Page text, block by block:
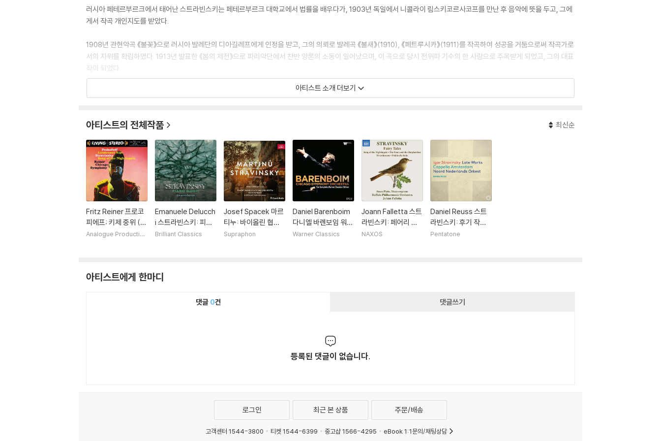
러시아 페테르부르크에서 태어난 스트라빈스키는 페테르부르크 대학교에서 법률을 배우다가, 1903년 독일에서 니콜라이 림스키코르사코프를 만난 후 음악에 뜻을 두고, 그에
게서 작곡 개인지도를 받았다.
1908년 관현악곡 《불꽃》으로 러시아 발레단의 디아길레프에게 인정을 받고, 그의 의뢰로 발레곡 《불새》(1910), 《페트루시카》(1911)를 작곡하여 성공을 거둠으로써 작곡가로
서의 지위를 확립하였다. 1913년 발표한 《봄의 제전》으로 파리악단에서 찬반 양론의 소동이 일어났으며, 이 곡으로 당시 전위파 기수의 한 사람으로 주목받게 되었고, 그의 대표
작이 되었다.
러시아 혁명으로 조국을 떠난 그는 제1차 세계 대전 후 신고전주의 작품으로 전환하였는데, 이 시기의 작품으로 《풀치넬라》(1920)가 있다. 그리고 고전 시대와 바로크 시대 음
1934년 프랑스에 귀화했다가 제2차 세계 대전이 발발하자 1945년 미국으로 망명, 귀화하여, 한때의 침체기를 거쳐 《3악장의 교향곡》(1945)과 《미사》(1948) 등으로 재기,
다시 제2의 전기(轉機)를 맞이하였다. 그리고 말년에는 종교음악에 관심을 두어 《설교, 설화 및 기도》(1961), 칸타타 《아브라함과 이삭》(1963), 합창곡 《케네디의 추억을 위
하여》(1965) 등의 작품을 남겼다.
아티스트 소개 더보기
아티스트의 전체작품 최신순
Fritz Reiner 프로코
피에프; 키제 중위 (Pr
okofiev: Lieutena
Analogue Production
Emanuele Delucch
i 스트라빈스키: 피아
노 작품집 (Stravins
Brilliant Classics
Josef Spacek 마르
티누: 바이올린 협주
곡 1번, 2번 / 스트라
Supraphon
Daniel Barenboim
다니엘 바렌보임 워너
녹음 전집 (The Co
Warner Classics
Joann Falletta 스트
라빈스키: 페어리 테
일즈 (Stravinsky: F
NAXOS
Daniel Reuss 스트
라빈스키: 후기 작품
집 (Strawinsky: La
Pentatone
아티스트에게 한마디
댓글 0건 댓글쓰기
등록된 댓글이 없습니다.
로그인 최근 본 상품 주문/배송
고객센터 1544-3800 티켓 1544-6399 중고샵 1566-4295 eBook 1:1문의/채팅상담